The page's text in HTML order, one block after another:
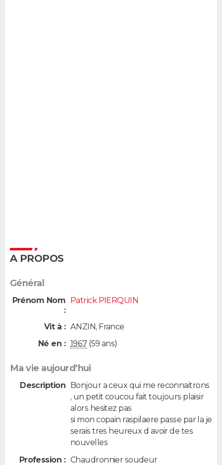
A PROPOS
Général
Prénom Nom
:
Patrick PIERQUIN
Vit à : ANZIN, France
Né en : 1967(59 ans)
Ma vie aujourd'hui
Description
Bonjour a ceux qui me reconnaitrons
, un petit coucou fait toujours plaisir
alors hesitez pas
si mon copain raspilaere passe par la je
serais tres heureux d avoir de tes
nouvelles
Profession : Chaudronnier soudeur